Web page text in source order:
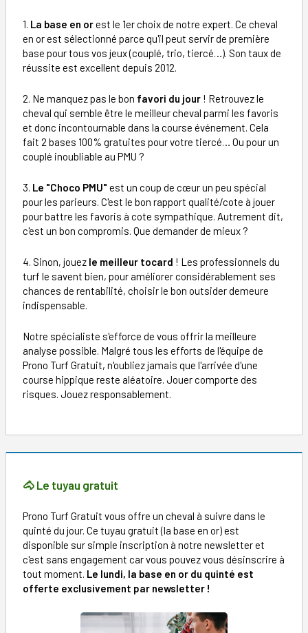
1. La base en orest le 1er choix de notre expert. Ce cheval
en or est sélectionné parce qu'il peut servir de première
base pour tous vos jeux (couplé, trio, tiercé…). Son taux de
réussite est excellent depuis 2012.
2. Ne manquez pas le bon favori du jour ! Retrouvez le
cheval qui semble être le meilleur cheval parmi les favoris
et donc incontournable dans la course événement. Cela
fait 2 bases 100% gratuites pour votre tiercé… Ou pour un
couplé inoubliable au PMU ?
3. Le "Choco PMU" est un coup de cœur un peu spécial
pour les parieurs. C'est le bon rapport qualité/cote à jouer
pour battre les favoris à cote sympathique. Autrement dit,
c'est un bon compromis. Que demander de mieux ?
4. Sinon, jouez le meilleur tocard ! Les professionnels du
turf le savent bien, pour améliorer considérablement ses
chances de rentabilité, choisir le bon outsider demeure
indispensable.
Notre spécialiste s'efforce de vous offrir la meilleure
analyse possible. Malgré tous les efforts de l'équipe de
Prono Turf Gratuit, n'oubliez jamais que l'arrivée d'une
course hippique reste aléatoire. Jouer comporte des
risques. Jouez responsablement.
🐴 Le tuyau gratuit
Prono Turf Gratuit vous offre un cheval à suivre dans le
quinté du jour. Ce tuyau gratuit (la base en or) est
disponible sur simple inscription à notre newsletter et
c'est sans engagement car vous pouvez vous désinscrire à
tout moment. Le lundi, la base en or du quinté est
offerte exclusivement par newsletter !